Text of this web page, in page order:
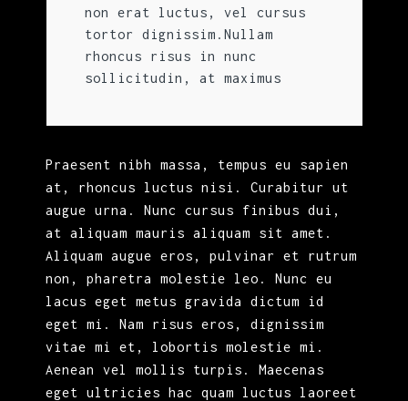
non erat luctus, vel cursus
tortor dignissim.Nullam
rhoncus risus in nunc
sollicitudin, at maximus
Praesent nibh massa, tempus eu sapien
at, rhoncus luctus nisi. Curabitur ut
augue urna. Nunc cursus finibus dui,
at aliquam mauris aliquam sit amet.
Aliquam augue eros, pulvinar et rutrum
non, pharetra molestie leo. Nunc eu
lacus eget metus gravida dictum id
eget mi. Nam risus eros, dignissim
vitae mi et, lobortis molestie mi.
Aenean vel mollis turpis. Maecenas
eget ultricies hac quam luctus laoreet